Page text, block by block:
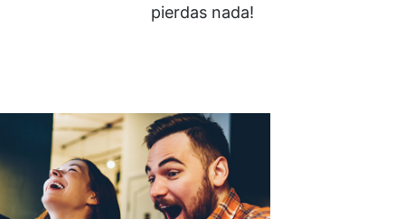
pierdas nada!